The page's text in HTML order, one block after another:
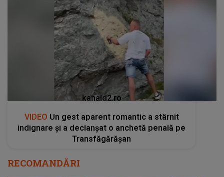
kanald2.ro
VIDEO Un gest aparent romantic a stârnit
indignare și a declanșat o anchetă penală pe
Transfăgărășan
RECOMANDĂRI